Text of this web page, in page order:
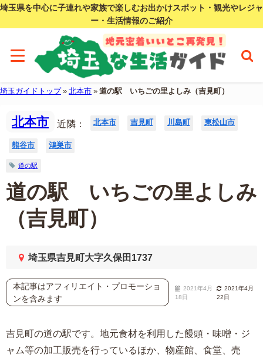
埼玉県を中心に子連れや家族で楽しむお出かけスポット・観光やレジャ
ー・生活情報のご紹介
埼玉ガイドトップ» 北本市 » 道の駅 いちごの里よしみ（吉見町）
北本市 近隣： 北本市 吉見町 川島町 東松山市
熊谷市 鴻巣市
道の駅
道の駅 いちごの里よしみ
（吉見町）
埼玉県吉見町大字久保田1737
本記事はアフィリエイト・プロモーショ
ンを含みます
2021年4月
18日
2021年4月
22日
吉見町の道の駅です。地元食材を利用した饅頭・味噌・ジ
ャム等の加工販売を行っているほか、物産館、食堂、売